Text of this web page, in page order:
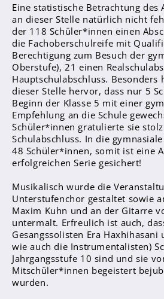
Abschlüsse
Fremdsprachen
Englisch
Spanisch
Niederländisch
MINT
Naturwissenschaften
Differenzierung
Inklusion
Fächer
Berufsorientierung
Anprechpartner
Eine statistische Betrachtung des
an dieser Stelle natürlich nicht
der 118 Schüler*innen einen
die Fachoberschulreife mit
Berechtigung zum Besuch der
Oberstufe), 21 einen
Hauptschulabschluss. Besonders
dieser Stelle hervor, dass nur 5
Beginn der Klasse 5 mit einer
Empfehlung an die Schule
Schüler*innen gratulierte sie
Schulabschluss. In die
48 Schüler*innen, somit ist eine
erfolgreichen Serie gesichert!
Musikalisch wurde die
Unterstufenchor gestaltet sowie
Maxim Kuhn und an der Gitarre
untermalt. Erfreulich ist auch,
Gesangssolisten Era Haxhihasani
wie auch die Instrumentalisten)
Jahrgangsstufe 10 sind und sie
Mitschüler*innen begeistert
wurden.